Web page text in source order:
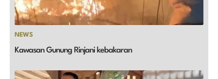
NEWS
Kawasan Gunung Rinjani kebakaran